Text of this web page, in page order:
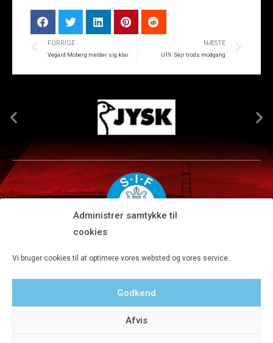
Administrer samtykke til
cookies
Vi bruger cookies til at optimere vores websted og vores service.
Godkend
Afvis
FORRIGE
Vegard Moberg melder sig klar
NÆSTE
U19: Sejr trods modgang